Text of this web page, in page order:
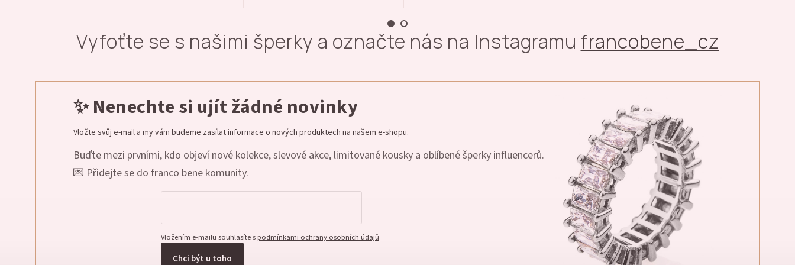
Vyfoťte se s našimi šperky a označte nás na Instagramu francobene_cz
✨ Nenechte si ujít žádné novinky
Vložte svůj e-mail a my vám budeme zasílat informace o nových produktech na našem e-shopu.
Buďte mezi prvními, kdo objeví nové kolekce, slevové akce, limitované kousky a oblíbené šperky influencerů.
💌 Přidejte se do franco bene komunity.
Vložením e-mailu souhlasíte s podmínkami ochrany osobních údajů
Chci být u toho